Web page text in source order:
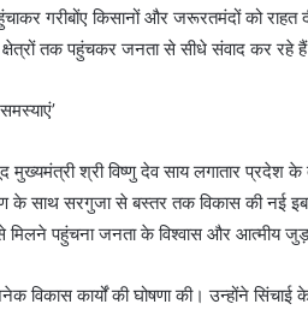
गरीबोंए किसानों और जरूरतमंदों को राहत
तक पहुंचकर जनता से सीधे संवाद कर रहे
मुख्यमंत्री श्री विष्णु देव साय लगातार प्रदेश के
साथ सरगुजा से बस्तर तक विकास की नई
पहुंचना जनता के विश्वास और आत्मीय
कार्यों की घोषणा की। उन्होंने सिंचाई